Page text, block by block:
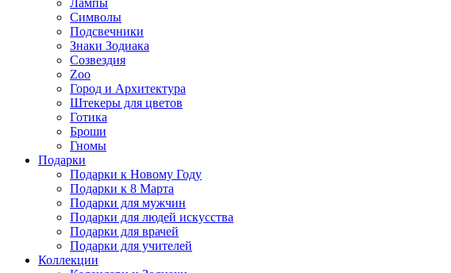
Лампы
Символы
Подсвечники
Знаки Зодиака
Созвездия
Zoo
Город и Архитектура
Штекеры для цветов
Готика
Броши
Гномы
Подарки
Подарки к Новому Году
Подарки к 8 Марта
Подарки для мужчин
Подарки для людей искусства
Подарки для врачей
Подарки для учителей
Коллекции